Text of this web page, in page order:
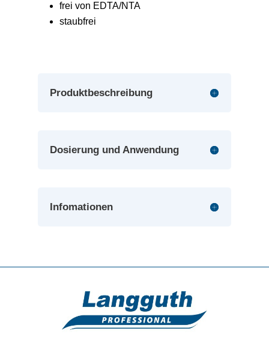
frei von EDTA/NTA
staubfrei
Produktbeschreibung
Dosierung und Anwendung
Infomationen